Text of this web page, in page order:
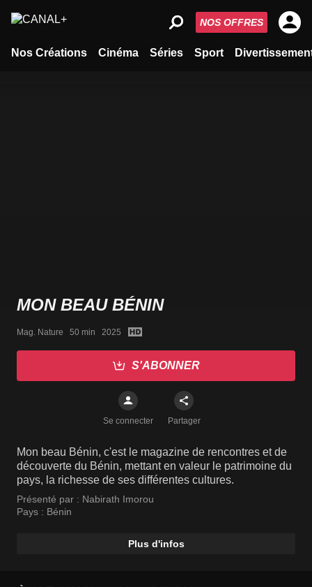
Nos Créations Cinéma Séries Sport
NOS OFFRES
MON BEAU BÉNIN
Mag. Nature   50 min   2025
S'ABONNER
Se connecter Partager
Mon beau Bénin, c'est le magazine de rencontres et de
découverte du Bénin, mettant en valeur le patrimoine du
pays, la richesse de ses différentes cultures.
Présenté par : Nabirath Imorou
Pays : Bénin
Plus d'infos